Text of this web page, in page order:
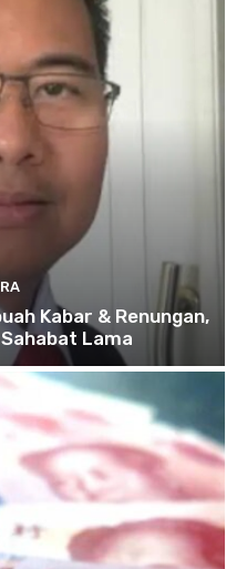
Kabar & Renungan,
Lama